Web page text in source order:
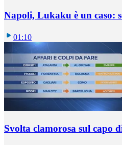
Napoli, Lukaku è un caso:
01:10
Svolta clamorosa sul capo